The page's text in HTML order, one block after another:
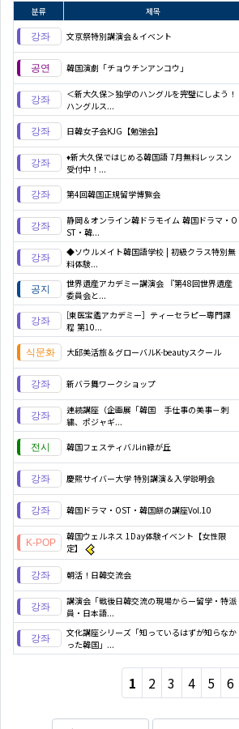
분류 제목
文京祭特別講演会＆イベント
韓国演劇「チョウチンアンコウ」
＜新大久保＞独学のハングルを完璧にしよう！
ハングルス...
日韓女子会KJG【勉強会】
♦新大久保ではじめる韓国語 7月無料レッスン
受付中！...
第4回韓国正規留学博覧会
静岡＆オンライン韓ドラモイム 韓国ドラマ・O
ST・韓...
◆ソウルメイト韓国語学校 | 初級クラス特別無
料体験...
世界遺産アカデミー講演会 『第48回世界遺産
委員会と...
[東医宝鑑アカデミー］ティーセラピー専門課
程 第10...
大邱美活旅＆グローバルK-beautyスクール
新バラ舞ワークショップ
連続講座（企画展「韓国 手仕事の美事－刺
繍、ポジャギ...
韓国フェスティバルin緑が丘
慶熙サイバー大学 特別講演＆入学説明会
韓国ドラマ・OST・韓国餅の講座Vol.10
韓国ウェルネス 1Day体験イベント【女性限
定】
朝活！日韓交流会
講演会「戦後日韓交流の現場からー留学・特派
員・日本語...
文化講座シリーズ「知っているはずが知らなか
った韓国」...
1 2 3 4 5 6